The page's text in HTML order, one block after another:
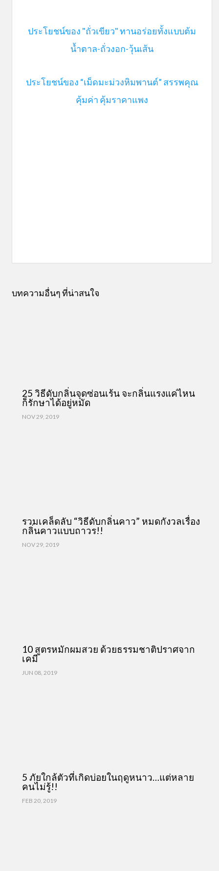
ประโยชน์ของ "ถั่วเขียว" ทานอร่อยทั้งแบบต้ม
น้ำตาล-ถั่วงอก-วุ้นเส้น
ประโยชน์ของ “เม็ดมะม่วงหิมพานต์” สรรพคุณ
คุ้มค่า คุ้มราคาแพง
บทความอื่นๆ ที่น่าสนใจ
25 วิธีดับกลิ่นจุดซ่อนเร้น จะกลิ่นแรงแค่ไหน
ก็รักษาได้อยู่หมัด
NOV 29, 2019
รวมเคล็ดลับ “วิธีดับกลิ่นคาว” หมดกังวลเรื่อง
กลิ่นคาวแบบถาวร!!
NOV 29, 2019
10 สูตรหมักผมสวย ด้วยธรรมชาติปราศจาก
เคมี
JUN 08, 2019
5 ภัยใกล้ตัวที่เกิดบ่อยในฤดูหนาว…แต่หลาย
คนไม่รู้!!
FEB 20, 2019